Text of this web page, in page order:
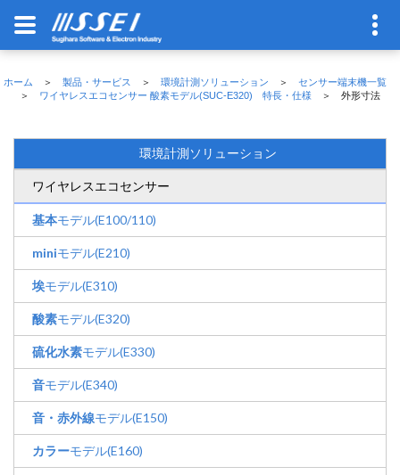
ホーム ＞ 製品・サービス ＞ 環境計測ソリューション ＞ センサー端末機一覧
＞ ワイヤレスエコセンサー 酸素モデル(SUC-E320) 特長・仕様 ＞ 外形寸法
環境計測ソリューション
ワイヤレスエコセンサー
基本モデル(E100/110)
miniモデル(E210)
埃モデル(E310)
酸素モデル(E320)
硫化水素モデル(E330)
音モデル(E340)
音・赤外線モデル(E150)
カラーモデル(E160)